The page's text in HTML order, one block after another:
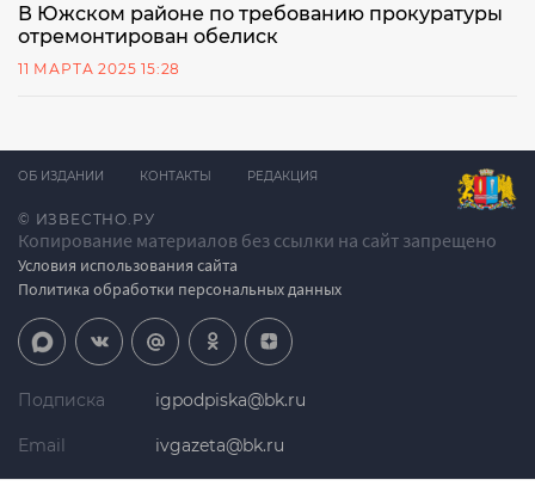
В Южском районе по требованию прокуратуры
отремонтирован обелиск
11 МАРТА 2025 15:28
© ИЗВЕСТНО.РУ
Копирование материалов без ссылки на сайт запрещено
Условия использования сайта
Политика обработки персональных данных
ОБ ИЗДАНИИ КОНТАКТЫ РЕДАКЦИЯ
Подписка igpodpiska@bk.ru
Email ivgazeta@bk.ru